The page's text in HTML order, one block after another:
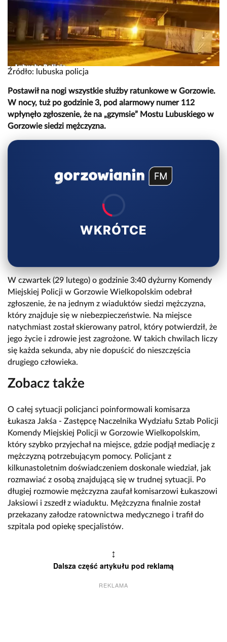
Źródło: lubuska policja
Postawił na nogi wszystkie służby ratunkowe w Gorzowie.
W nocy, tuż po godzinie 3, pod alarmowy numer 112
wpłynęło zgłoszenie, że na „gzymsie” Mostu Lubuskiego w
Gorzowie siedzi mężczyzna.
WKRÓTCE
W czwartek (29 lutego) o godzinie 3:40 dyżurny Komendy
Miejskiej Policji w Gorzowie Wielkopolskim odebrał
zgłoszenie, że na jednym z wiaduktów siedzi mężczyzna,
który znajduje się w niebezpieczeństwie. Na miejsce
natychmiast został skierowany patrol, który potwierdził, że
jego życie i zdrowie jest zagrożone. W takich chwilach liczy
się każda sekunda, aby nie dopuścić do nieszczęścia
drugiego człowieka.
Zobacz także
O całej sytuacji policjanci poinformowali komisarza
Łukasza Jakśa - Zastępcę Naczelnika Wydziału Sztab Policji
Komendy Miejskiej Policji w Gorzowie Wielkopolskim,
który szybko przyjechał na miejsce, gdzie podjął mediację z
mężczyzną potrzebującym pomocy. Policjant z
kilkunastoletnim doświadczeniem doskonale wiedział, jak
rozmawiać z osobą znajdującą się w trudnej sytuacji. Po
długiej rozmowie mężczyzna zaufał komisarzowi Łukaszowi
Jaksiowi i zszedł z wiaduktu. Mężczyzna finalnie został
przekazany załodze ratownictwa medycznego i trafił do
szpitala pod opiekę specjalistów.
↕
Dalsza część artykułu pod reklamą
REKLAMA